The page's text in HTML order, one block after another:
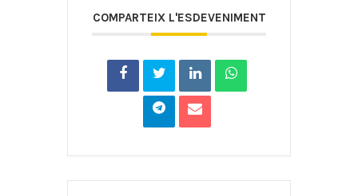
COMPARTEIX L'ESDEVENIMENT